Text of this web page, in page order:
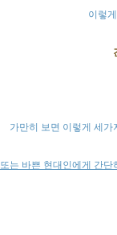
이렇게
가만히 보면 이렇게 세가
또는 바쁜 현대인에게 간단